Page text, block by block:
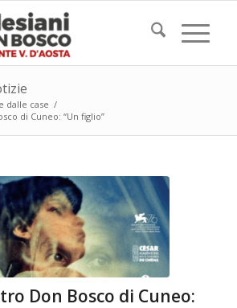
dalle case /
di Cuneo: “Un figlio”
Don Bosco di Cuneo: